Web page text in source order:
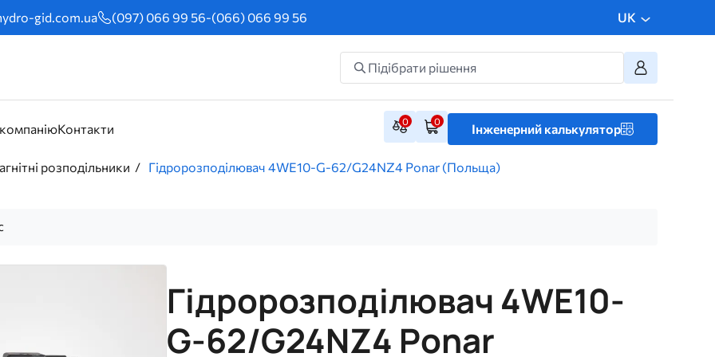
gid.com.ua (097) 066 99 56-(066) 066 99 56 UK
Контакти 0 0 Інженерний калькулятор
розподільники Гідророзподілювач 4WE10-G-62/G24NZ4 Ponar (Польща)
Гідророзподілювач 4WE10-
G-62/G24NZ4 Ponar